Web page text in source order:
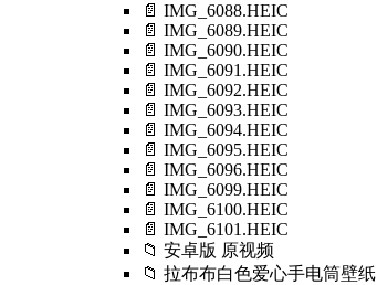
📄 IMG_6088.HEIC
📄 IMG_6089.HEIC
📄 IMG_6090.HEIC
📄 IMG_6091.HEIC
📄 IMG_6092.HEIC
📄 IMG_6093.HEIC
📄 IMG_6094.HEIC
📄 IMG_6095.HEIC
📄 IMG_6096.HEIC
📄 IMG_6099.HEIC
📄 IMG_6100.HEIC
📄 IMG_6101.HEIC
📁 安卓版 原视频
📁 拉布布白色爱心手电筒壁纸